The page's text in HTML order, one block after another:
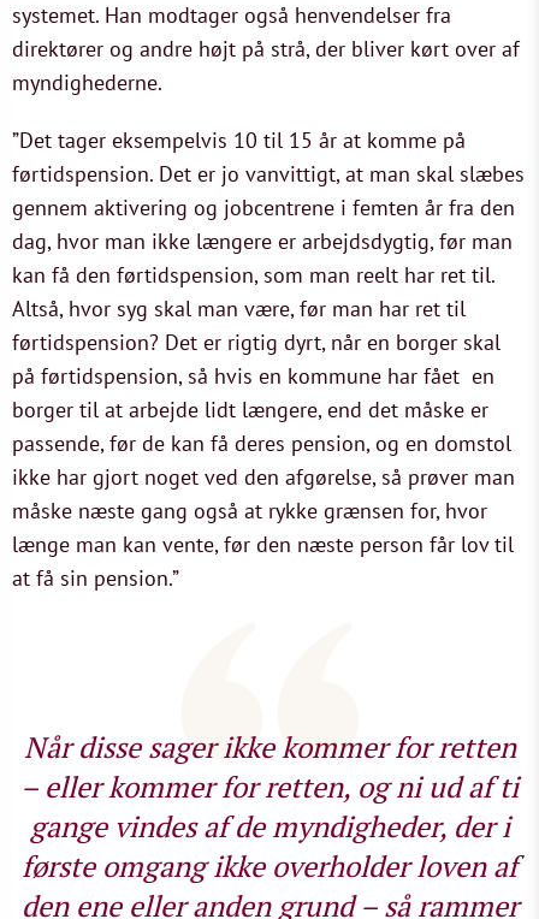
systemet. Han modtager også henvendelser fra
direktører og andre højt på strå, der bliver kørt over af
myndighederne.
”Det tager eksempelvis 10 til 15 år at komme på
førtidspension. Det er jo vanvittigt, at man skal slæbes
gennem aktivering og jobcentrene i femten år fra den
dag, hvor man ikke længere er arbejdsdygtig, før man
kan få den førtidspension, som man reelt har ret til.
Altså, hvor syg skal man være, før man har ret til
førtidspension? Det er rigtig dyrt, når en borger skal
på førtidspension, så hvis en kommune har fået en
borger til at arbejde lidt længere, end det måske er
passende, før de kan få deres pension, og en domstol
ikke har gjort noget ved den afgørelse, så prøver man
måske næste gang også at rykke grænsen for, hvor
længe man kan vente, før den næste person får lov til
at få sin pension.”
Når disse sager ikke kommer for retten
– eller kommer for retten, og ni ud af ti
gange vindes af de myndigheder, der i
første omgang ikke overholder loven af
den ene eller anden grund – så rammer